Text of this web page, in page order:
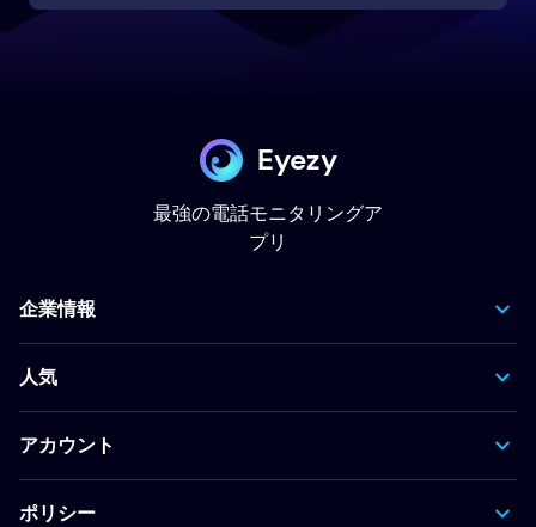
Eyezy
最強の電話モニタリングア
プリ
企業情報
人気
アカウント
ポリシー